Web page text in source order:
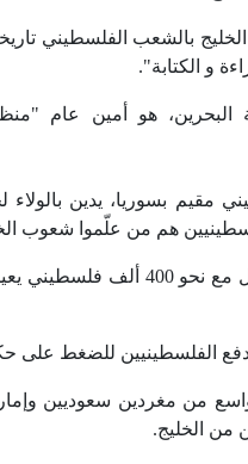
بالشعب الفلسطيني
و الكتابة".
البحرين، هو أمين عام
مقيم بسوريا، يدين
هم من علّموا شعوب
ودعا حامد إلى فتح خطوط
الفلسطينيين للضغط على
من مغردين سعوديين
من الخليج.